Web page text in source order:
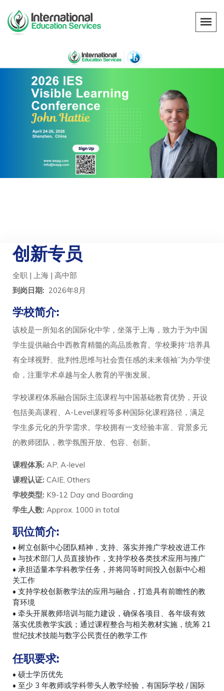
创新专员
全职 | 上海 | 高中部
到岗日期: 2026年8月
学校简介:
该校是一所知名的国际化中学，坐落于上海，致力于为中国
学生提供融合中西教育精髓的高品质教育。学校秉持“培养具
有全球视野、批判性思维与社会责任感的未来领袖”为办学使
命，注重学术卓越与全人教育的平衡发展。
学校课程体系融合国际主流课程与中国基础教育优势，开设
包括美高课程、A-Level课程等多种国际化课程路径，满足
学生多元化的升学需求。学校拥有一支经验丰富、背景多元
的教师团队，教学氛围开放、包容、创新。
课程体系: AP, A-level
课程认证: CAIE, Others
学校类型: K9-12 Day and Boarding
学生人数: Approx. 1000 in total
职位简介:
• 树立创新中心团队精神，支持、落实并推广学校改进工作
• 与技术部门人员直接协作，支持学校各类技术应用与推广
• 承担适量本学科教学任务，并将同等时间投入创新中心相
关工作
• 支持学校创新教学法的应用与融合，打造具有前瞻性的教
育环境
• 牵头开展教师培训与能力建设，确保各项目、各年级有效
落实优质教学实践；通过课程整合与相关教材实施，统筹 21
世纪技术技能与数字公民责任的教学工作
任职要求:
• 硕士学历优先
• 至少 3 年教师或学科带头人教学经验，有国际学校 / 国际